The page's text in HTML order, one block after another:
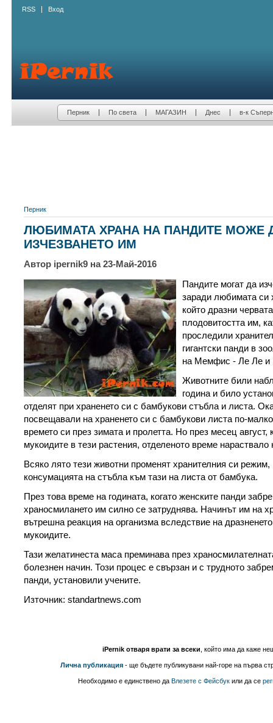
RSS Вход
Перник По света МАГАЗИН Днес в-к
Перник
ЛЮБИМАТА ХРАНА НА ПАНДИТЕ МОЖЕ
ИЗЧЕЗВАНЕТО ИМ
Автор ipernik9 на 23-Май-2016
Пандите могат да
заради любимата си
който дразни
плодовитостта им,
проследили
гигантски панди в
на Мемфис - Ле Ле
Животните били
година и било
отделят при храненето си с бамбукови стъбла и листа.
посвещавали на храненето си с бамбукови листа по-
времето си през зимата и пролетта. Но през месец август,
мукоидите в тези растения, отделеното време нараствало
Всяко лято тези животни променят хранителния си режим,
консумацията на стъбла към тази на листа от бамбука.
През това време на годината, когато женските панди
храносмилането им силно се затруднява. Начинът им на
вътрешна реакция на организма вследствие на
мукоидите.
Тази желатинеста маса преминава през
болезнен начин. Този процес е свързан и с трудното
панди, установили учените.
Източник: standartnews.com
iPernik отваря врати за всеки , който има да каже
Лична публикация - ще бъдете публикувани най-горе на първа
Необходимо е единствено да Влезете с Фейсбукили да се